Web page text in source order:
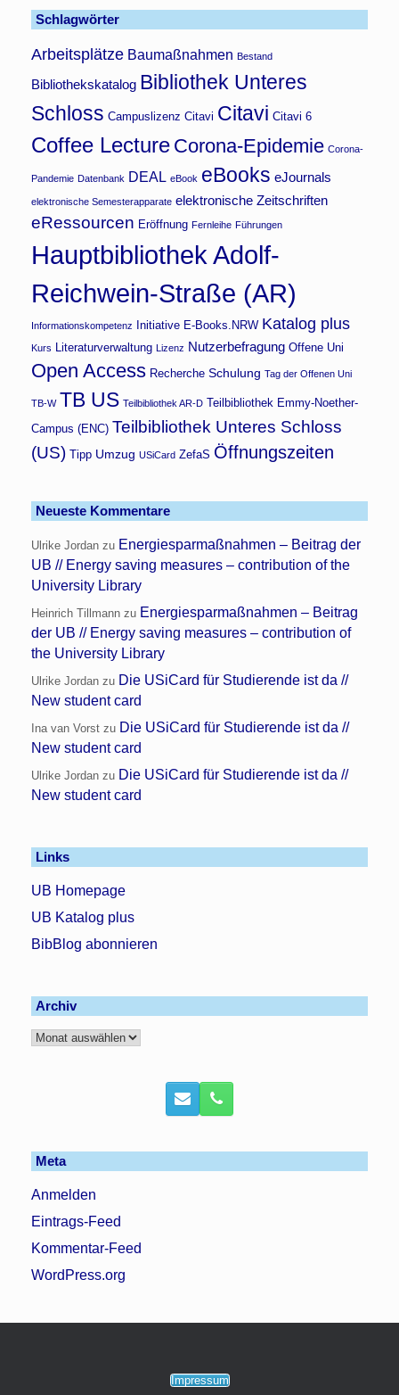
Schlagwörter
Arbeitsplätze Baumaßnahmen Bestand
Bibliothekskatalog Bibliothek Unteres
Schloss Campuslizenz Citavi Citavi Citavi 6
Coffee Lecture Corona-Epidemie Corona-
Pandemie Datenbank DEAL eBook eBooks eJournals
elektronische Semesterapparate elektronische Zeitschriften
eRessourcen Eröffnung Fernleihe Führungen
Hauptbibliothek Adolf-
Reichwein-Straße (AR)
Informationskompetenz Initiative E-Books.NRW Katalog plus
Kurs Literaturverwaltung Lizenz Nutzerbefragung Offene Uni
Open Access Recherche Schulung Tag der Offenen Uni
TB-W TB US Teilbibliothek AR-D Teilbibliothek Emmy-Noether-
Campus (ENC) Teilbibliothek Unteres Schloss
(US) Tipp Umzug USiCard ZefaS Öffnungszeiten
Neueste Kommentare
Ulrike Jordan zu Energiesparmaßnahmen – Beitrag der
UB // Energy saving measures – contribution of the
University Library
Heinrich Tillmann zu Energiesparmaßnahmen – Beitrag
der UB // Energy saving measures – contribution of
the University Library
Ulrike Jordan zu Die USiCard für Studierende ist da //
New student card
Ina van Vorst zu Die USiCard für Studierende ist da //
New student card
Ulrike Jordan zu Die USiCard für Studierende ist da //
New student card
Links
UB Homepage
UB Katalog plus
BibBlog abonnieren
Archiv
Archiv
Meta
Anmelden
Eintrags-Feed
Kommentar-Feed
WordPress.org
Impressum